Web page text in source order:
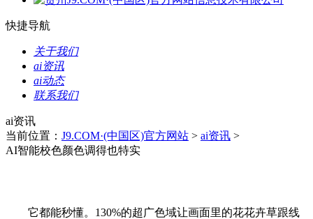
快捷导航
关于我们
ai资讯
ai动态
联系我们
ai资讯
当前位置： J9.COM·(中国区)官方网站 > ai资讯 >
AI智能校色颜色调得也特实
它都能秒懂。130%的超广色域让画面里的花花卉草跟线